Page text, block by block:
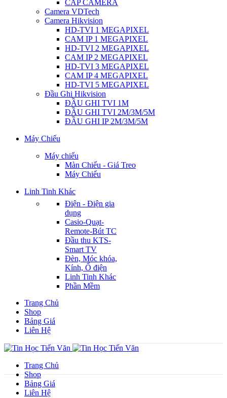
CÁP CAMERA
Camera VDTech
Camera Hikvision
HD-TVI 1 MEGAPIXEL
CAM IP 1 MEGAPIXEL
HD-TVI 2 MEGAPIXEL
CAM IP 2 MEGAPIXEL
HD-TVI 3 MEGAPIXEL
CAM IP 4 MEGAPIXEL
HD-TVI 5 MEGAPIXEL
Đầu Ghi Hikvision
ĐẦU GHI TVI 1M
ĐẦU GHI TVI 2M/3M/5M
ĐẦU GHI IP 2M/3M/5M
Máy Chiếu
Máy chiếu
Màn Chiếu - Giá Treo
Máy Chiếu
Linh Tinh Khác
Điện - Điện gia
dụng
Casio-Quạt-
Remote-Bút TC
Đầu thu KTS-
Smart TV
Đèn, Móc khóa,
Kính, Ổ điện
Linh Tinh Khác
Phần Mềm
Trang Chủ
Shop
Bảng Giá
Liên Hệ
Trang Chủ
Shop
Bảng Giá
Liên Hệ